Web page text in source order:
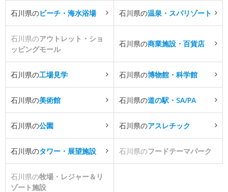
石川県のビーチ・海水浴場 石川県の温泉・スパリゾート
石川県のアウトレット・ショ
ッピングモール
石川県の商業施設・百貨店
石川県の工場見学 石川県の博物館・科学館
石川県の美術館 石川県の道の駅・SA/PA
石川県の公園 石川県のアスレチック
石川県のタワー・展望施設 石川県のフードテーマパーク
石川県の牧場・レジャー＆リ
ゾート施設